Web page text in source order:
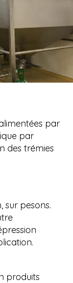
par
par
des trémies
sur pesons.
produits